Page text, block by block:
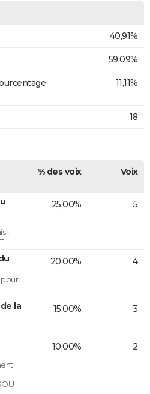
40,91%
59,09%
11,11%
18
% des voix Voix
!
25,00% 5
20,00% 4
la
15,00% 3
10,00% 2